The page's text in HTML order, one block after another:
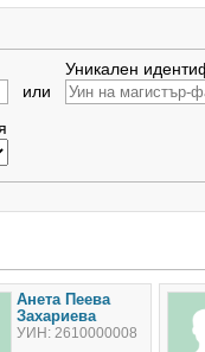
или
Уникален
Анета Пеева
Захариева
УИН: 2610000008